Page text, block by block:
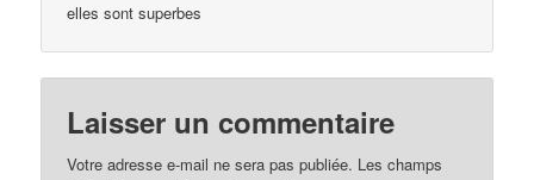
elles sont superbes
Laisser un commentaire
Votre adresse e-mail ne sera pas publiée. Les champs